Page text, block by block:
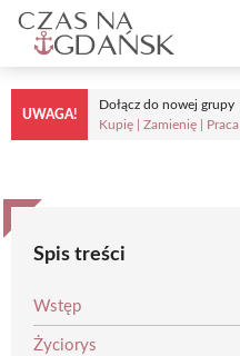
Przejdź
treści
UWAGA!
Dołącz do nowej grupy
Kupię | Zamienię | Praca
Spis treści
Wstęp
Życiorys